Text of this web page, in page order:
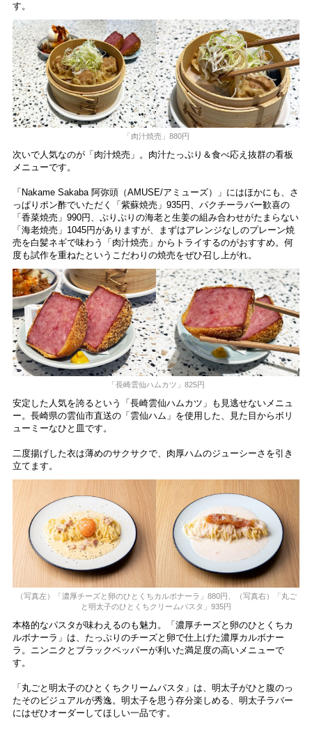
す。
「肉汁焼売」880円
次いで人気なのが「肉汁焼売」。肉汁たっぷり＆食べ応え抜群の看板
メニューです。
「Nakame Sakaba 阿弥頭（AMUSE/アミューズ）」にはほかにも、さ
っぱりポン酢でいただく「紫蘇焼売」935円、パクチーラバー歓喜の
「香菜焼売」990円、ぷりぷりの海老と生姜の組み合わせがたまらない
「海老焼売」1045円がありますが、まずはアレンジなしのプレーン焼
売を白髪ネギで味わう「肉汁焼売」からトライするのがおすすめ。何
度も試作を重ねたというこだわりの焼売をぜひ召し上がれ。
「長崎雲仙ハムカツ」825円
安定した人気を誇るという「長崎雲仙ハムカツ」も見逃せないメニュ
ー。長崎県の雲仙市直送の「雲仙ハム」を使用した、見た目からボリ
ューミーなひと皿です。
二度揚げした衣は薄めのサクサクで、肉厚ハムのジューシーさを引き
立てます。
（写真左）「濃厚チーズと卵のひとくちカルボナーラ」880円、（写真右）「丸ご
と明太子のひとくちクリームパスタ」935円
本格的なパスタが味わえるのも魅力。「濃厚チーズと卵のひとくちカ
ルボナーラ」は、たっぷりのチーズと卵で仕上げた濃厚カルボナー
ラ。ニンニクとブラックペッパーが利いた満足度の高いメニューで
す。
「丸ごと明太子のひとくちクリームパスタ」は、明太子がひと腹のっ
たそのビジュアルが秀逸。明太子を思う存分楽しめる、明太子ラバー
にはぜひオーダーしてほしい一品です。